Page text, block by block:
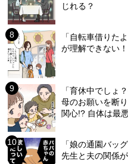
じれる？
「自転車借りた
が理解できない
「育休中でしょ
母のお願いを断
関心!? 自体は最
「娘の通園バッ
先生と夫の関係